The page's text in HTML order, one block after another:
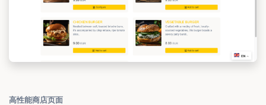
高性能商店页面